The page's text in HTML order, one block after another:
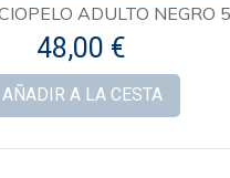
ADULTO NEGRO
48,00 €
AÑADIR A LA CESTA